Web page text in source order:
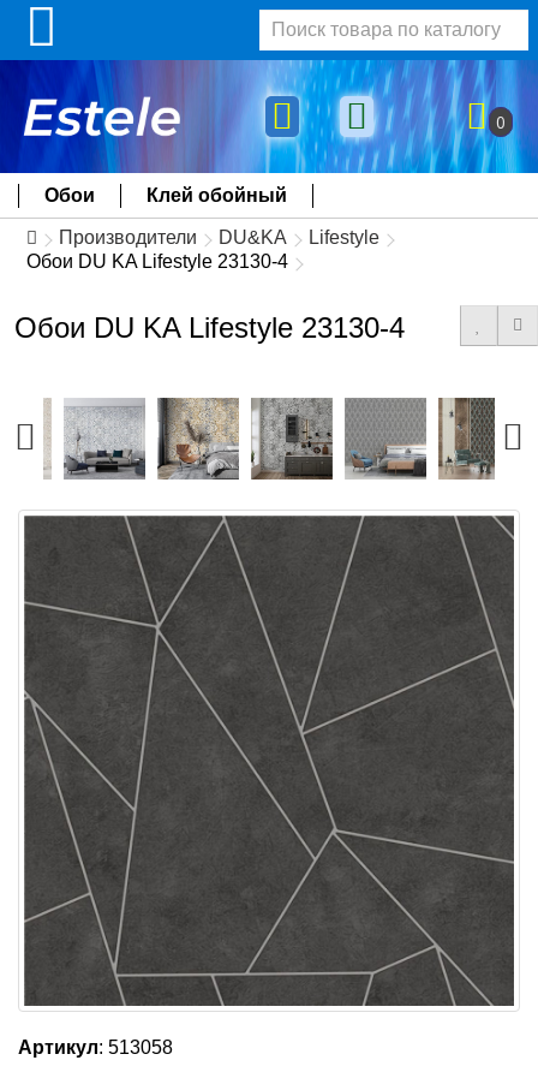
0
Обои Клей обойный
Производители DU&KA
Lifestyle
Обои DU KA Lifestyle 23130-4
Обои DU KA Lifestyle 23130-4
Артикул: 513058